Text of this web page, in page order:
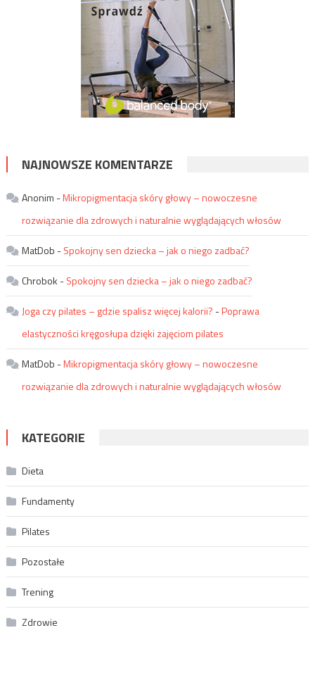
NAJNOWSZE KOMENTARZE
Anonim -Mikropigmentacja skóry głowy – nowoczesne
rozwiązanie dla zdrowych i naturalnie wyglądających włosów
MatDob -Spokojny sen dziecka – jak o niego zadbać?
Chrobok -Spokojny sen dziecka – jak o niego zadbać?
Joga czy pilates – gdzie spalisz więcej kalorii? -Poprawa
elastyczności kręgosłupa dzięki zajęciom pilates
MatDob -Mikropigmentacja skóry głowy – nowoczesne
rozwiązanie dla zdrowych i naturalnie wyglądających włosów
KATEGORIE
Dieta
Fundamenty
Pilates
Pozostałe
Trening
Zdrowie